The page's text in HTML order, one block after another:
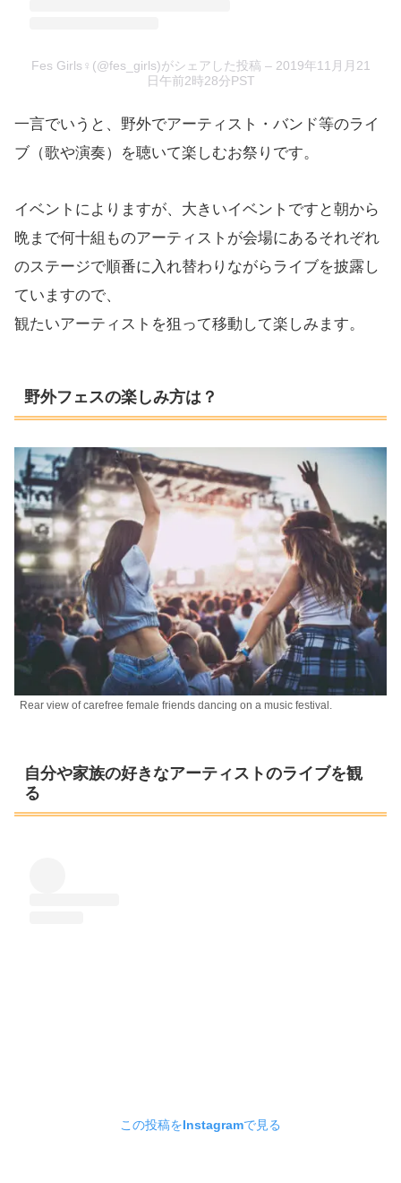
Fes Girls♀(@fes_girls)がシェアした投稿 – 2019年11月月21
日午前2時28分PST
一言でいうと、野外でアーティスト・バンド等のライ
ブ（歌や演奏）を聴いて楽しむお祭りです。
イベントによりますが、大きいイベントですと朝から
晩まで何十組ものアーティストが会場にあるそれぞれ
のステージで順番に入れ替わりながらライブを披露し
ていますので、
観たいアーティストを狙って移動して楽しみます。
野外フェスの楽しみ方は？
Rear view of carefree female friends dancing on a music festival.
自分や家族の好きなアーティストのライブを観
る
この投稿をInstagramで見る